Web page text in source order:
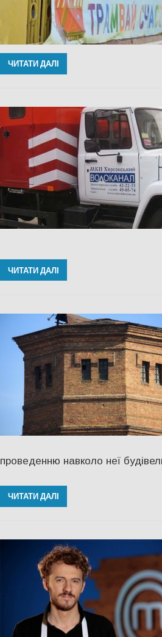
ЧИТАТИ ДАЛІ
ЧИТАТИ ДАЛІ
проведенню навколо неї
ЧИТАТИ ДАЛІ